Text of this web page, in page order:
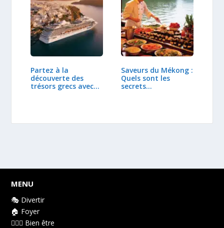
Partez à la
découverte des
trésors grecs avec
Saveurs du Mékong :
Quels sont les
secrets…
MENU
🎭 Divertir
🏠 Foyer
👩🏻‍⚕️ Bien être